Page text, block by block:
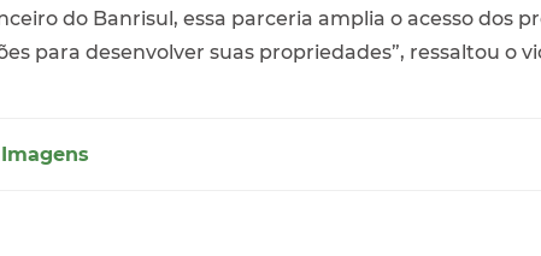
do Banrisul, essa parceria amplia o acesso dos
para desenvolver suas propriedades”, ressaltou o